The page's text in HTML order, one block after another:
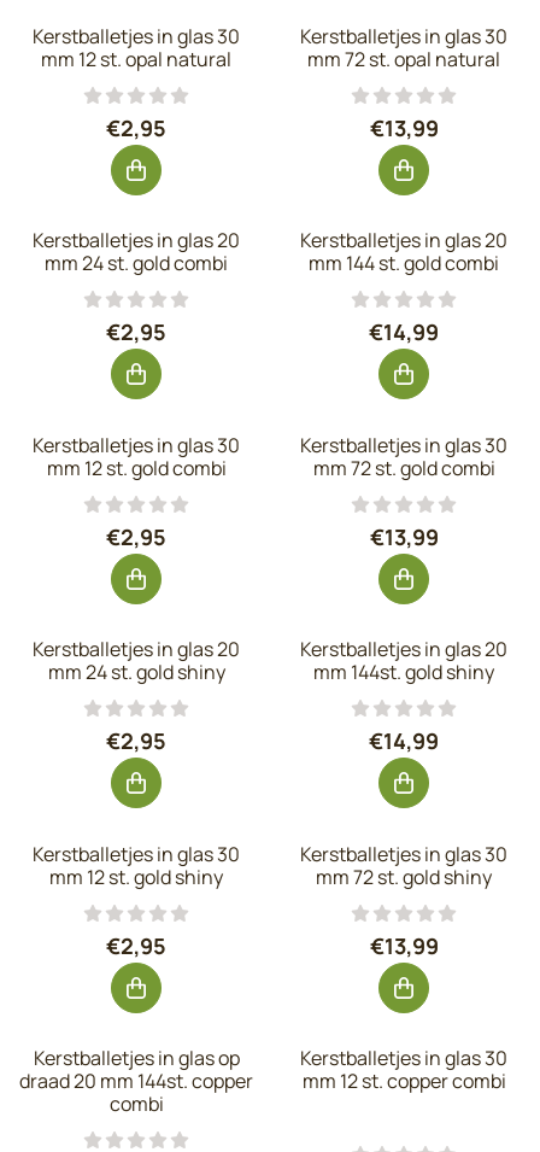
Kerstballetjes in glas 30
mm 12 st. opal natural
Prijs: 2,95, exclusief btw: 2,44
€2,95
Kerstballetjes in glas 30
mm 72 st. opal natural
Prijs: 13,99,
€13,99
Kerstballetjes in glas 20
mm 24 st. gold combi
Prijs: 2,95, exclusief btw: 2,44
€2,95
Kerstballetjes in glas 20
mm 144 st. gold combi
Prijs: 14,99,
€14,99
Kerstballetjes in glas 30
mm 12 st. gold combi
Prijs: 2,95, exclusief btw: 2,44
€2,95
Kerstballetjes in glas 30
mm 72 st. gold combi
Prijs: 13,99,
€13,99
Kerstballetjes in glas 20
mm 24 st. gold shiny
Prijs: 2,95, exclusief btw: 2,44
€2,95
Kerstballetjes in glas 20
mm 144st. gold shiny
Prijs: 14,99,
€14,99
Kerstballetjes in glas 30
mm 12 st. gold shiny
Prijs: 2,95, exclusief btw: 2,44
€2,95
Kerstballetjes in glas 30
mm 72 st. gold shiny
Prijs: 13,99,
€13,99
Kerstballetjes in glas op
draad 20 mm 144st. copper
combi
Kerstballetjes in glas 30
mm 12 st. copper combi